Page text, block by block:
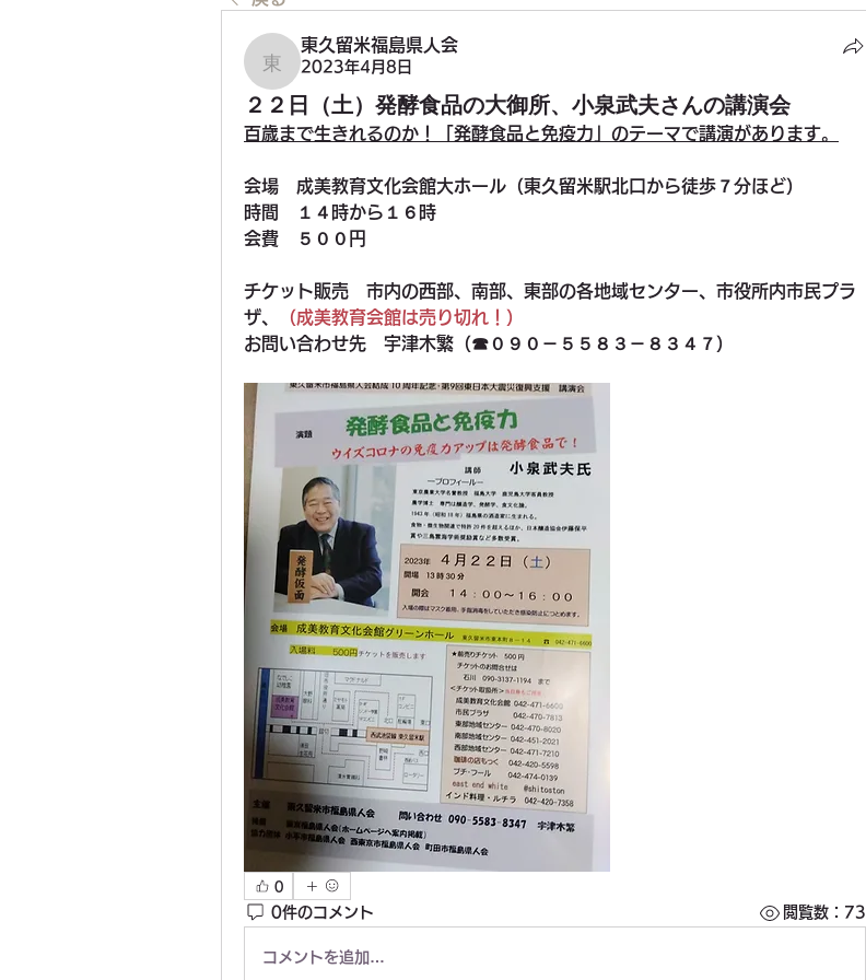
東久留米福島県人会
東久留米福島県人会
2023年4月8日
２２日（土）発酵食品の大御所、小泉武夫さんの講演会
百歳まで生きれるのか！「発酵食品と免疫力」のテーマで講演があります。
会場　成美教育文化会館大ホール（東久留米駅北口から徒歩７分ほど）
時間　１４時から１６時
会費　５００円
チケット販売　市内の西部、南部、東部の各地域センター、市役所内市民プラ
ザ、
（成美教育会館は売り切れ！）
お問い合わせ先　宇津木繁（☎０９０－５５８３－８３４７）
0
0件のコメント 閲覧数：73
コメントを追加…